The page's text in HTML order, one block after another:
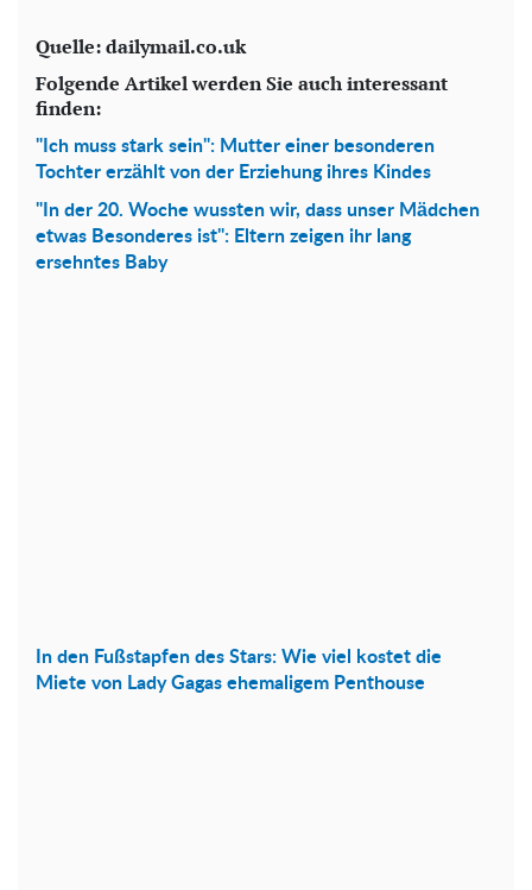
Quelle: dailymail.co.uk
Folgende Artikel werden Sie auch interessant
finden:
"Ich muss stark sein": Mutter einer besonderen
Tochter erzählt von der Erziehung ihres Kindes
"In der 20. Woche wussten wir, dass unser Mädchen
etwas Besonderes ist": Eltern zeigen ihr lang
ersehntes Baby
In den Fußstapfen des Stars: Wie viel kostet die
Miete von Lady Gagas ehemaligem Penthouse